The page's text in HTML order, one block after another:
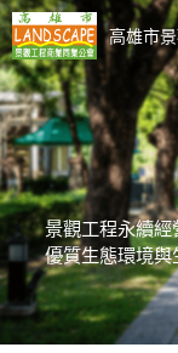
高雄市
景觀工程永續
優質生態環境與